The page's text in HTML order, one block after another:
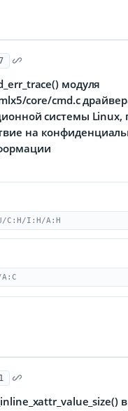
модуля
core/cmd.c
системы
на
C:H/I:H/A:H